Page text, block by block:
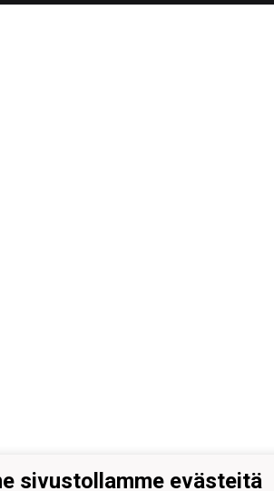
sivustollamme evästeitä